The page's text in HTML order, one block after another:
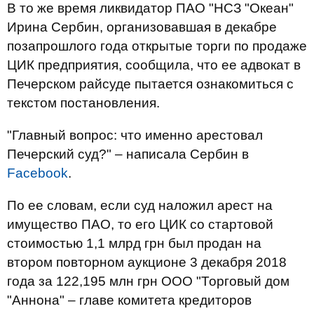
В то же время ликвидатор ПАО "НСЗ "Океан"
Ирина Сербин, организовавшая в декабре
позапрошлого года открытые торги по продаже
ЦИК предприятия, сообщила, что ее адвокат в
Печерском райсуде пытается ознакомиться с
текстом постановления.
"Главный вопрос: что именно арестовал
Печерский суд?" – написала Сербин в
Facebook.
По ее словам, если суд наложил арест на
имущество ПАО, то его ЦИК со стартовой
стоимостью 1,1 млрд грн был продан на
втором повторном аукционе 3 декабря 2018
года за 122,195 млн грн ООО "Торговый дом
"Аннона" – главе комитета кредиторов